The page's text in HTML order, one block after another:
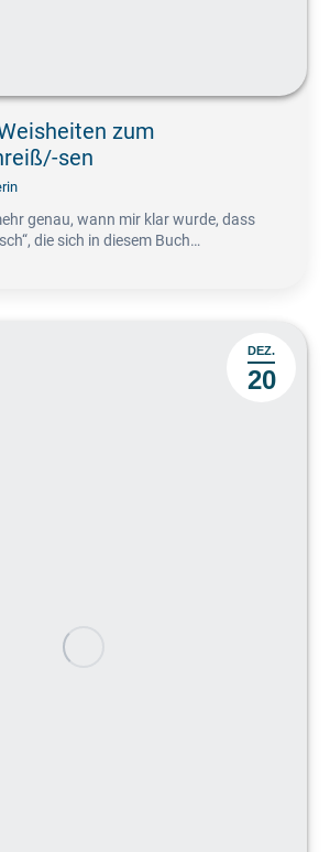
zum
sen
genau, wann mir klar wurde, dass
die sich in diesem Buch…
DEZ.
20